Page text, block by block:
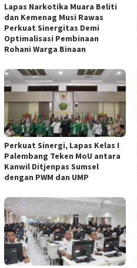
Lapas Narkotika Muara Beliti
dan Kemenag Musi Rawas
Perkuat Sinergitas Demi
Optimalisasi Pembinaan
Rohani Warga Binaan
Perkuat Sinergi, Lapas Kelas I
Palembang Teken MoU antara
Kanwil Ditjenpas Sumsel
dengan PWM dan UMP